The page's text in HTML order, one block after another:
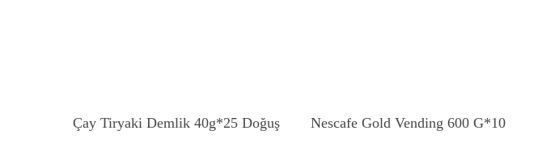
Çay Tiryaki Demlik 40g*25 Doğuş Nescafe Gold Vending 600 G*10